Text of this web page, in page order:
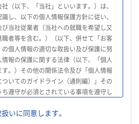
（以下、「当社」といいます。）は、
し、以下の個人情報保護方針に従い、
当社従業者（当社への就職を希望し又
者等を含む。）（以下、併せて「お客
個人情報の適切な取扱い及び保護に努
報の保護に関する法律（以下、「個人
。）その他の関係法令及び「個人情報
いてのガイドライン（通則編）」その
遵守が必須とされている事項を遵守し
情報を適正に取得し、法令で不要とさ
いに同意します。